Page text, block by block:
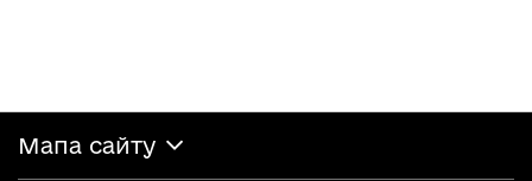
Мапа сайту